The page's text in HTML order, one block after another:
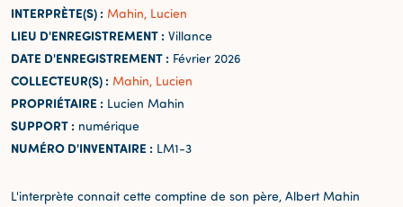
INTERPRÈTE(S) : Mahin, Lucien
LIEU D'ENREGISTREMENT : Villance
DATE D'ENREGISTREMENT : Février 2026
COLLECTEUR(S) : Mahin, Lucien
PROPRIÉTAIRE : Lucien Mahin
SUPPORT : numérique
NUMÉRO D'INVENTAIRE : LM1-3
L'interprète connait cette comptine de son père, Albert Mahin